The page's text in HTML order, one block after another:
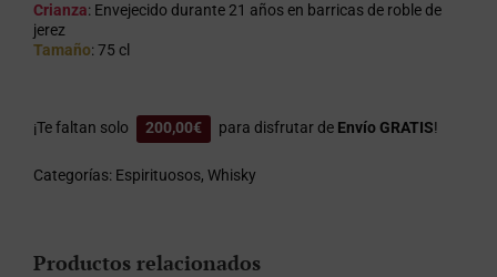
Crianza: Envejecido durante 21 años en barricas de roble de
jerez
Tamaño: 75 cl
¡Te faltan solo 200,00€ para disfrutar de Envío GRATIS!
Categorías: Espirituosos, Whisky
Productos relacionados